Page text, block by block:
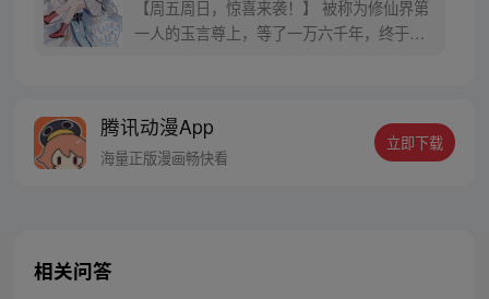
【周五周日，惊喜来袭！】 被称为修仙界第
一人的玉言尊上，等了一万六千年，终于收
又又收了一个徒弟，接着……她还是挂了！
玉言：…… 徒弟：…… 为什么每次重生，都
腾讯动漫App
海量正版漫画畅快看
立即下载
相关问答